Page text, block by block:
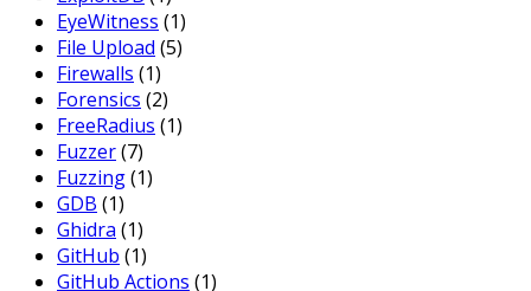
EyeWitness (1)
File Upload (5)
Firewalls (1)
Forensics (2)
FreeRadius (1)
Fuzzer(7)
Fuzzing(1)
GDB (1)
Ghidra (1)
GitHub (1)
GitHub Actions (1)